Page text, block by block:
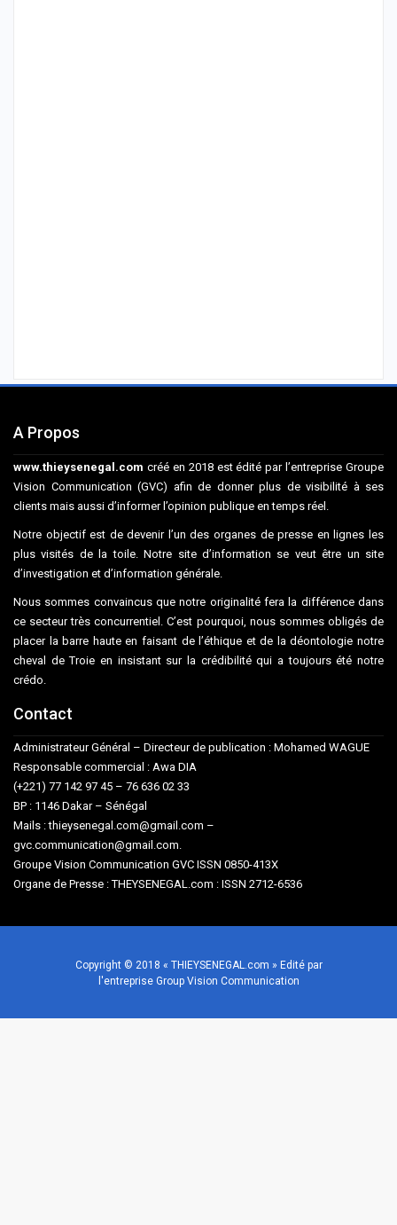
A Propos
www.thieysenegal.com créé en 2018 est édité par l’entreprise Groupe
Vision Communication (GVC) afin de donner plus de visibilité à ses
clients mais aussi d’informer l’opinion publique en temps réel.
Notre objectif est de devenir l’un des organes de presse en lignes les
plus visités de la toile. Notre site d’information se veut être un site
d’investigation et d’information générale.
Nous sommes convaincus que notre originalité fera la différence dans
ce secteur très concurrentiel. C’est pourquoi, nous sommes obligés de
placer la barre haute en faisant de l’éthique et de la déontologie notre
cheval de Troie en insistant sur la crédibilité qui a toujours été notre
crédo.
Contact
Administrateur Général – Directeur de publication : Mohamed WAGUE
Responsable commercial : Awa DIA
(+221) 77 142 97 45 – 76 636 02 33
BP : 1146 Dakar – Sénégal
Mails : thieysenegal.com@gmail.com –
gvc.communication@gmail.com.
Groupe Vision Communication GVC ISSN 0850-413X
Organe de Presse : THEYSENEGAL.com : ISSN 2712-6536
Copyright © 2018 « THIEYSENEGAL.com » Edité par
l'entreprise Group Vision Communication